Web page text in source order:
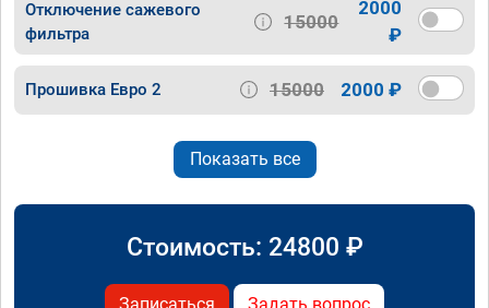
Отключение сажевого
фильтра
15000
2000
₽
Прошивка Евро 2 15000 2000 ₽
Показать все
Стоимость: 24800 ₽
Записаться Задать вопрос